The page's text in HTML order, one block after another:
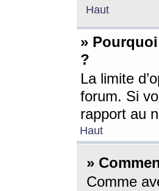
Haut
»
?
La limite
forum. Si
rapport au
Haut
»
Comme